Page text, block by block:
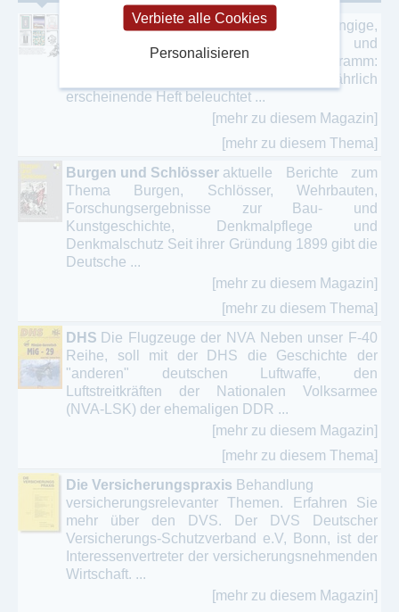
ARCH+ ist eine unabhängige,
konzeptuelle Zeitschrift für Architektur und
Urbanismus. Der Name ist zugleich Programm:
mehr als Architektur. Jedes vierteljährlich
erscheinende Heft beleuchtet ...
[mehr zu diesem Magazin]
[mehr zu diesem Thema]
Burgen und Schlösser aktuelle Berichte zum
Thema Burgen, Schlösser, Wehrbauten,
Forschungsergebnisse zur Bau- und
Kunstgeschichte, Denkmalpflege und
Denkmalschutz Seit ihrer Gründung 1899 gibt die
Deutsche ...
[mehr zu diesem Magazin]
[mehr zu diesem Thema]
DHS Die Flugzeuge der NVA Neben unser F-40
Reihe, soll mit der DHS die Geschichte der
"anderen" deutschen Luftwaffe, den
Luftstreitkräften der Nationalen Volksarmee
(NVA-LSK) der ehemaligen DDR ...
[mehr zu diesem Magazin]
[mehr zu diesem Thema]
Die Versicherungspraxis Behandlung
versicherungsrelevanter Themen. Erfahren Sie
mehr über den DVS. Der DVS Deutscher
Versicherungs-Schutzverband e.V, Bonn, ist der
Interessenvertreter der versicherungsnehmenden
Wirtschaft. ...
[mehr zu diesem Magazin]
Verbiete alle Cookies
Personalisieren